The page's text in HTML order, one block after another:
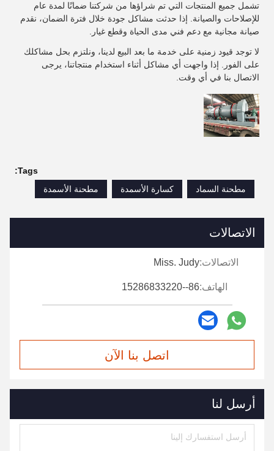
تشمل جميع المنتجات التي تم شراؤها من شركتنا ضمانًا لمدة عام
للإصلاحات والصيانة. إذا حدثت مشاكل جودة خلال فترة الضمان، نقدم
صيانة مجانية مع دعم فني مدى الحياة وقطع غيار.
لا توجد قيود زمنية على خدمة ما بعد البيع لدينا، ونلتزم بحل مشاكلك
على الفور. إذا واجهت أي مشاكل أثناء استخدام منتجاتنا، يرجى
الاتصال بنا في أي وقت.
Tags:
مطحنة السماد
كسارة الأسمدة مطحنة الأسمدة
الاتصالات
الاتصالات:Miss. Judy
الهاتف:86--15286833220
اتصل بنا الآن
أرسل لنا